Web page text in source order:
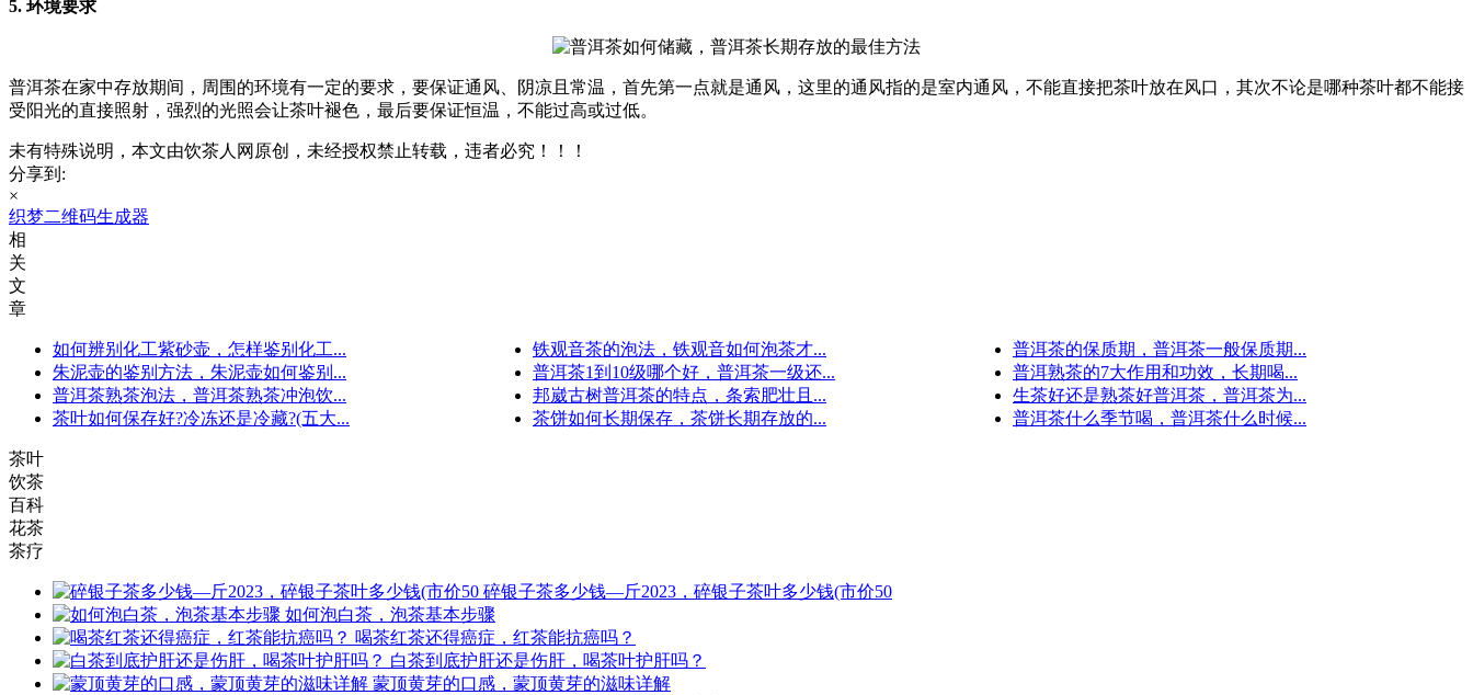
5. 环境要求
普洱茶在家中存放期间，周围的环境有一定的要求，要保证通风、阴凉且常温，首先第一点就是通风，这里的通风指的是室内通风，不能直接把茶叶放在风口，其次不论是哪种茶叶都不能接
受阳光的直接照射，强烈的光照会让茶叶褪色，最后要保证恒温，不能过高或过低。
未有特殊说明，本文由饮茶人网原创，未经授权禁止转载，违者必究！！！
分享到:
×
织梦二维码生成器
相
关
文
章
如何辨别化工紫砂壶，怎样鉴别化工... 铁观音茶的泡法，铁观音如何泡茶才...
普洱茶的保质期，普洱茶一般保质期...
朱泥壶的鉴别方法，朱泥壶如何鉴别...
普洱茶1到10级哪个好，普洱茶一级还...
普洱熟茶的7大作用和功效，长期喝...
普洱茶熟茶泡法，普洱茶熟茶冲泡饮...
邦崴古树普洱茶的特点，条索肥壮且...
生茶好还是熟茶好普洱茶，普洱茶为...
茶叶如何保存好?冷冻还是冷藏?(五大...
茶饼如何长期保存，茶饼长期存放的... 普洱茶什么季节喝，普洱茶什么时候...
茶叶
饮茶
百科
花茶
茶疗
碎银子茶多少钱—斤2023，碎银子茶叶多少钱(市价50
如何泡白茶，泡茶基本步骤
喝茶红茶还得癌症，红茶能抗癌吗？
白茶到底护肝还是伤肝，喝茶叶护肝吗？
蒙顶黄芽的口感，蒙顶黄芽的滋味详解